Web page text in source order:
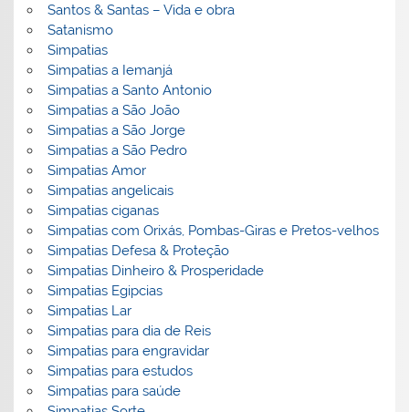
Santos & Santas – Vida e obra
Satanismo
Simpatias
Simpatias a Iemanjá
Simpatias a Santo Antonio
Simpatias a São João
Simpatias a São Jorge
Simpatias a São Pedro
Simpatias Amor
Simpatias angelicais
Simpatias ciganas
Simpatias com Orixás, Pombas-Giras e Pretos-velhos
Simpatias Defesa & Proteção
Simpatias Dinheiro & Prosperidade
Simpatias Egipcias
Simpatias Lar
Simpatias para dia de Reis
Simpatias para engravidar
Simpatias para estudos
Simpatias para saúde